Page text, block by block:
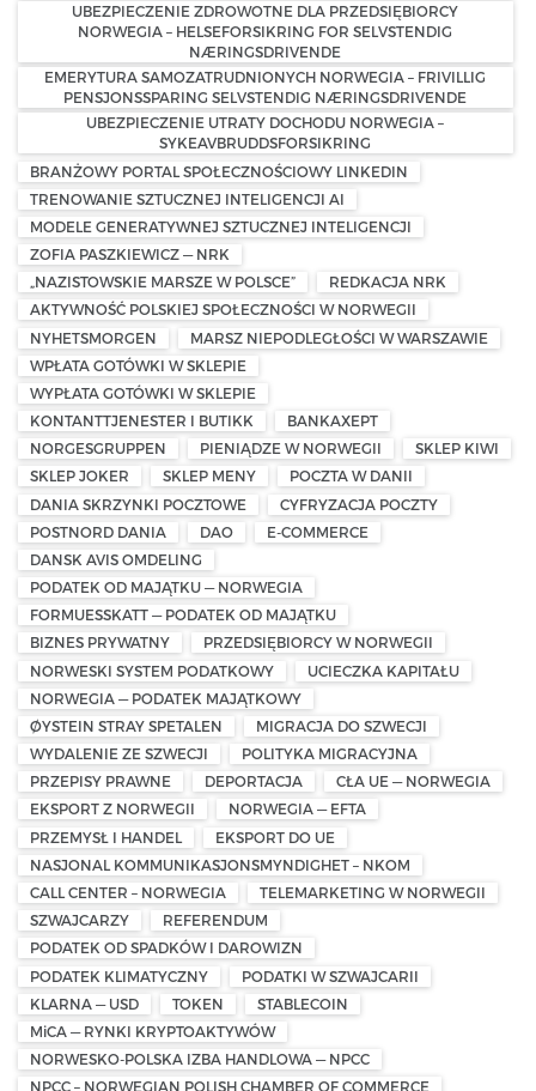
UBEZPIECZENIE ZDROWOTNE DLA PRZEDSIĘBIORCY
NORWEGIA – HELSEFORSIKRING FOR SELVSTENDIG
NÆRINGSDRIVENDE
EMERYTURA SAMOZATRUDNIONYCH NORWEGIA – FRIVILLIG
PENSJONSSPARING SELVSTENDIG NÆRINGSDRIVENDE
UBEZPIECZENIE UTRATY DOCHODU NORWEGIA –
SYKEAVBRUDDSFORSIKRING
BRANŻOWY PORTAL SPOŁECZNOŚCIOWY LINKEDIN
TRENOWANIE SZTUCZNEJ INTELIGENCJI AI
MODELE GENERATYWNEJ SZTUCZNEJ INTELIGENCJI
ZOFIA PASZKIEWICZ — NRK
„NAZISTOWSKIE MARSZE W POLSCE”
REDKACJA NRK
AKTYWNOŚĆ POLSKIEJ SPOŁECZNOŚCI W NORWEGII
NYHETSMORGEN
MARSZ NIEPODLEGŁOŚCI W WARSZAWIE
WPŁATA GOTÓWKI W SKLEPIE
WYPŁATA GOTÓWKI W SKLEPIE
KONTANTTJENESTER I BUTIKK
BANKAXEPT
NORGESGRUPPEN
PIENIĄDZE W NORWEGII
SKLEP KIWI
SKLEP JOKER
SKLEP MENY
POCZTA W DANII
DANIA SKRZYNKI POCZTOWE
CYFRYZACJA POCZTY
POSTNORD DANIA
DAO
E-COMMERCE
DANSK AVIS OMDELING
PODATEK OD MAJĄTKU — NORWEGIA
FORMUESSKATT — PODATEK OD MAJĄTKU
BIZNES PRYWATNY
PRZEDSIĘBIORCY W NORWEGII
NORWESKI SYSTEM PODATKOWY
UCIECZKA KAPITAŁU
NORWEGIA — PODATEK MAJĄTKOWY
ØYSTEIN STRAY SPETALEN
MIGRACJA DO SZWECJI
WYDALENIE ZE SZWECJI
POLITYKA MIGRACYJNA
PRZEPISY PRAWNE
DEPORTACJA
CŁA UE — NORWEGIA
EKSPORT Z NORWEGII
NORWEGIA — EFTA
PRZEMYSŁ I HANDEL
EKSPORT DO UE
NASJONAL KOMMUNIKASJONSMYNDIGHET – NKOM
CALL CENTER – NORWEGIA
TELEMARKETING W NORWEGII
SZWAJCARZY
REFERENDUM
PODATEK OD SPADKÓW I DAROWIZN
PODATEK KLIMATYCZNY
PODATKI W SZWAJCARII
KLARNA — USD
TOKEN
STABLECOIN
MiCA — RYNKI KRYPTOAKTYWÓW
NORWESKO-POLSKA IZBA HANDLOWA — NPCC
NPCC – NORWEGIAN POLISH CHAMBER OF COMMERCE